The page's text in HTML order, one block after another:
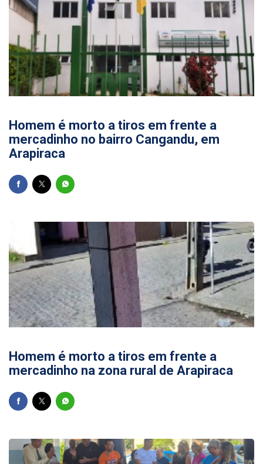
Homem é morto a tiros em frente a
mercadinho no bairro Cangandu, em
Arapiraca
Homem é morto a tiros em frente a
mercadinho na zona rural de Arapiraca